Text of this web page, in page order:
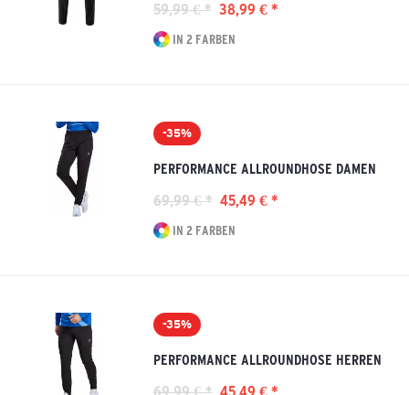
59,99 € * 38,99 € *
IN 2 FARBEN
-35%
PERFORMANCE ALLROUNDHOSE DAMEN
69,99 € * 45,49 € *
IN 2 FARBEN
-35%
PERFORMANCE ALLROUNDHOSE HERREN
69,99 € * 45,49 € *